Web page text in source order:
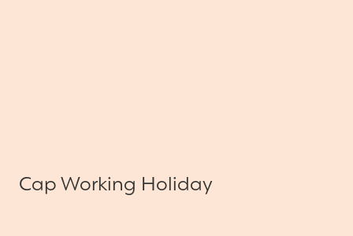
Cap Working Holiday